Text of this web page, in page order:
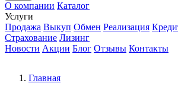
О компании Каталог
Услуги
Продажа Выкуп Обмен Реализация
Страхование Лизинг
Новости Акции Блог Отзывы Контакты
Главная